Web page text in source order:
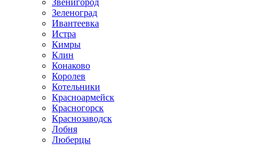
Звенигород
Зеленоград
Ивантеевка
Истра
Кимры
Клин
Конаково
Королев
Котельники
Красноармейск
Красногорск
Краснозаводск
Лобня
Люберцы